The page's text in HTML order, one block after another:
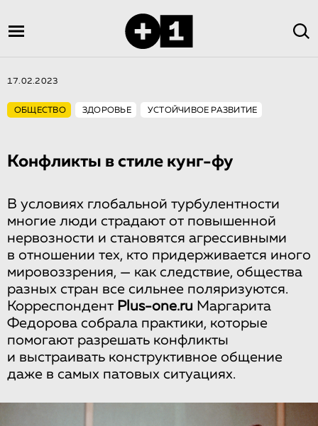
17.02.2023
ОБЩЕСТВО ЗДОРОВЬЕ УСТОЙЧИВОЕ РАЗВИТИЕ
Конфликты в стиле кунг-фу
В условиях глобальной турбулентности
многие люди страдают от повышенной
нервозности и становятся агрессивными
в отношении тех, кто придерживается иного
мировоззрения, — как следствие, общества
разных стран все сильнее поляризуются.
Корреспондент Plus-one.ru Маргарита
Федорова собрала практики, которые
помогают разрешать конфликты
и выстраивать конструктивное общение
даже в самых патовых ситуациях.